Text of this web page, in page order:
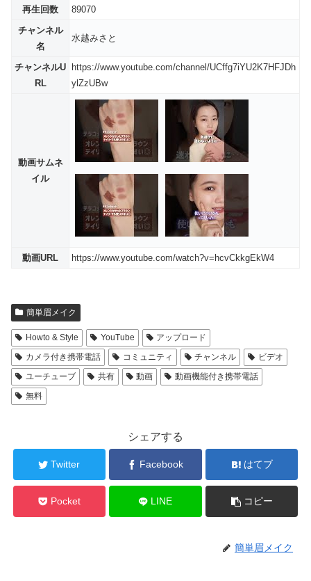
再生回数
89070
チャンネル
名
水越みさと
チャンネルU
RL
https://www.youtube.com/channel/UCffg7iYU2K7HFJDh
ylZzUBw
動画サムネ
イル
動画URL https://www.youtube.com/watch?v=hcvCkkgEkW4
簡単眉メイク
Howto & Style YouTube
アップロード
カメラ付き携帯電話
コミュニティ チャンネル
ビデオ
ユーチューブ
共有 動画
動画機能付き携帯電話
無料
シェアする
Twitter Facebook はてブ
Pocket LINE コピー
簡単眉メイク